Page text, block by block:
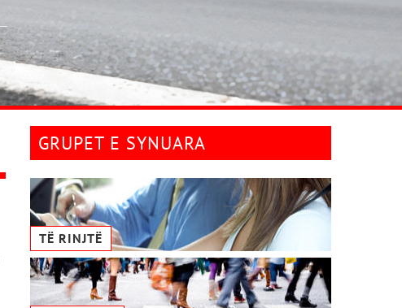
GRUPET E SYNUARA
TË RINJTË